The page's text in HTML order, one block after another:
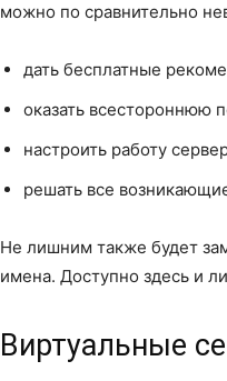
можно по сравнительно
дать бесплатные
оказать всестороннюю
настроить работу
решать все
Не лишним также будет
имена. Доступно здесь и
Виртуальные